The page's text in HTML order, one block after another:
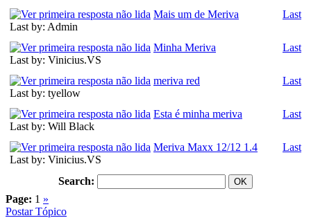
Mais um de Meriva
Last by: Admin
Last
Minha Meriva
Last by: Vinicius.VS
Last
meriva red
Last by: tyellow
Last
Esta é minha meriva
Last by: Will Black
Last
Meriva Maxx 12/12 1.4
Last by: Vinicius.VS
Last
Search:
Page: 1 »
Postar Tópico